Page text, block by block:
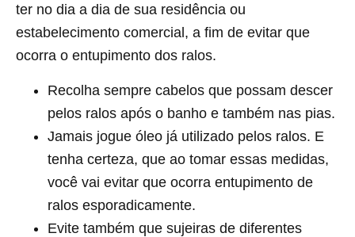
ter no dia a dia de sua residência ou
estabelecimento comercial, a fim de evitar que
ocorra o entupimento dos ralos.
Recolha sempre cabelos que possam descer
pelos ralos após o banho e também nas pias.
Jamais jogue óleo já utilizado pelos ralos. E
tenha certeza, que ao tomar essas medidas,
você vai evitar que ocorra entupimento de
ralos esporadicamente.
Evite também que sujeiras de diferentes